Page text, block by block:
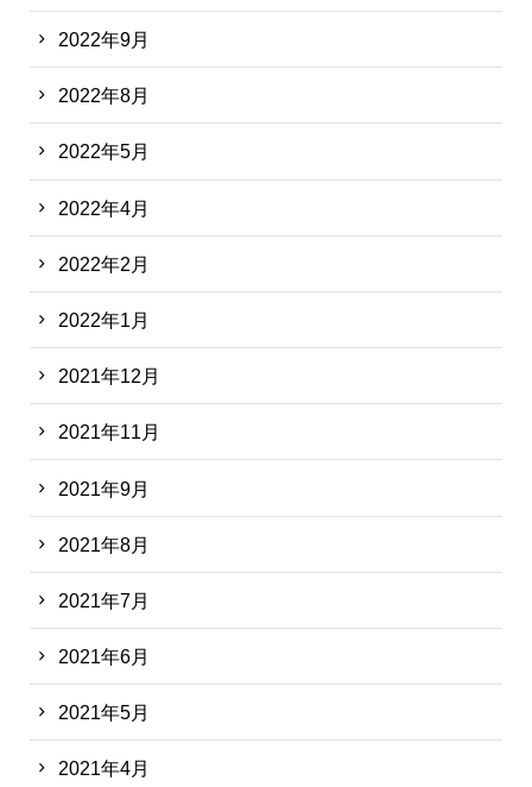
2022年9月
2022年8月
2022年5月
2022年4月
2022年2月
2022年1月
2021年12月
2021年11月
2021年9月
2021年8月
2021年7月
2021年6月
2021年5月
2021年4月